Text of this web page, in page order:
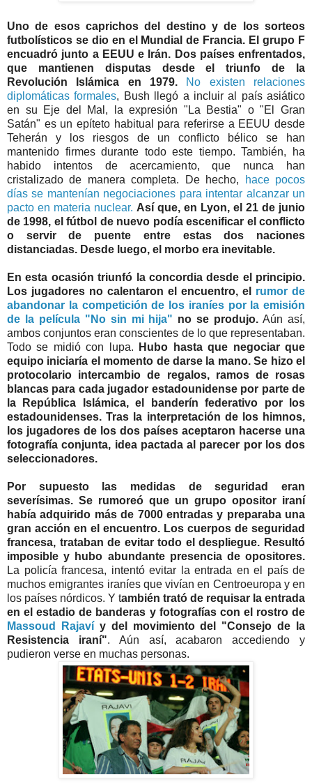
Uno de esos caprichos del destino y de los sorteos
futbolísticos se dio en el Mundial de Francia. El grupo F
encuadró junto a EEUU e Irán. Dos países enfrentados,
que mantienen disputas desde el triunfo de la
Revolución Islámica en 1979.
No existen relaciones
diplomáticas formales, Bush llegó a incluir al país asiático
en su Eje del Mal, la expresión "La Bestia" o "El Gran
Satán" es un epíteto habitual para referirse a EEUU desde
Teherán y los riesgos de un conflicto bélico se han
mantenido firmes durante todo este tiempo. También, ha
habido intentos de acercamiento, que nunca han
cristalizado de manera completa. De hecho,
hace pocos
días se mantenían negociaciones para intentar alcanzar un
pacto en materia nuclear. Así que, en Lyon, el 21 de junio
de 1998, el fútbol de nuevo podía escenificar el conflicto
o servir de puente entre estas dos naciones
distanciadas. Desde luego, el morbo era inevitable.
En esta ocasión triunfó la concordia desde el principio.
Los jugadores no calentaron el encuentro, el rumor de
abandonar la competición de los iraníes por la emisión
de la película "No sin mi hija" no se produjo. Aún así,
ambos conjuntos eran conscientes de lo que representaban.
Todo se midió con lupa.
Hubo hasta que negociar que
equipo iniciaría el momento de darse la mano. Se hizo el
protocolario intercambio de regalos, ramos de rosas
blancas para cada jugador estadounidense por parte de
la República Islámica, el banderín federativo por los
estadounidenses. Tras la interpretación de los himnos,
los jugadores de los dos países aceptaron hacerse una
fotografía conjunta, idea pactada al parecer por los dos
seleccionadores.
Por supuesto las medidas de seguridad eran
severísimas. Se rumoreó que un grupo opositor iraní
había adquirido más de 7000 entradas y preparaba una
gran acción en el encuentro. Los cuerpos de seguridad
francesa, trataban de evitar todo el despliegue. Resultó
imposible y hubo abundante presencia de opositores.
La policía francesa, intentó evitar la entrada en el país de
muchos emigrantes iraníes que vivían en Centroeuropa y en
los países nórdicos. Y también trató de requisar la entrada
en el estadio de banderas y fotografías con el rostro de
Massoud Rajavíy del movimiento del "Consejo de la
Resistencia iraní". Aún así, acabaron accediendo y
pudieron verse en muchas personas.